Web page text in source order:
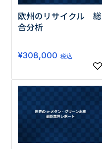
欧州のリサイクル 総
合分析
¥308,000 税込